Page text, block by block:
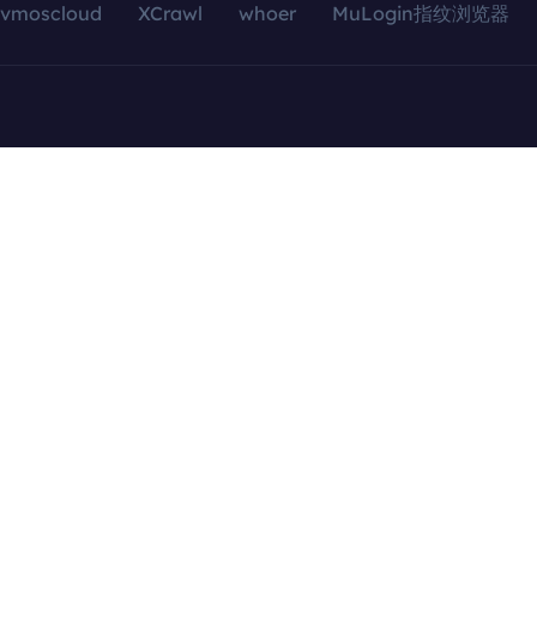
vmoscloud XCrawl whoer MuLogin指纹浏览器